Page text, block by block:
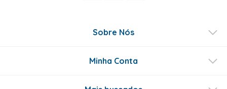
Sobre Nós
Minha Conta